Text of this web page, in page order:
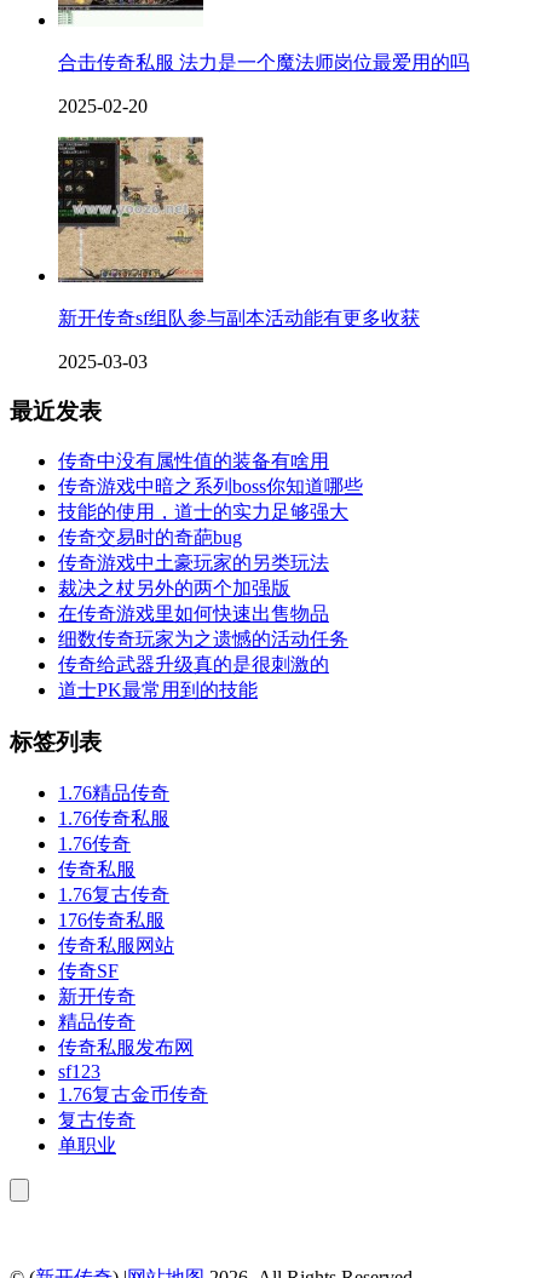
合击传奇私服 法力是一个魔法师岗位最爱用的吗
2025-02-20
新开传奇sf组队参与副本活动能有更多收获
2025-03-03
最近发表
传奇中没有属性值的装备有啥用
传奇游戏中暗之系列boss你知道哪些
技能的使用，道士的实力足够强大
传奇交易时的奇葩bug
传奇游戏中土豪玩家的另类玩法
裁决之杖另外的两个加强版
在传奇游戏里如何快速出售物品
细数传奇玩家为之遗憾的活动任务
传奇给武器升级真的是很刺激的
道士PK最常用到的技能
标签列表
1.76精品传奇
1.76传奇私服
1.76传奇
传奇私服
1.76复古传奇
176传奇私服
传奇私服网站
传奇SF
新开传奇
精品传奇
传奇私服发布网
sf123
1.76复古金币传奇
复古传奇
单职业